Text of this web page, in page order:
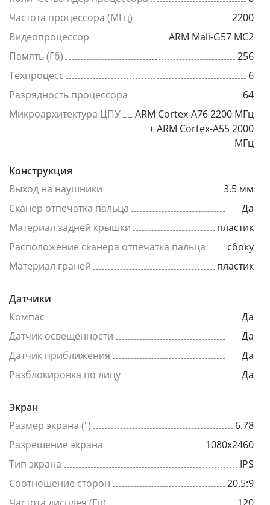
Частота процессора (МГц)
2200
Видеопроцессор
ARM Mali-G57 MC2
Память (Гб)
256
Техпроцесс
6
Разрядность процессора
64
Микроархитектура ЦПУ
ARM Cortex-A76 2200 МГц
+ ARM Cortex-A55 2000
МГц
Конструкция
Выход на наушники
3.5 мм
Сканер отпечатка пальца
Да
Материал задней крышки
пластик
Расположение сканера отпечатка пальца
сбоку
Материал граней
пластик
Датчики
Компас
Да
Датчик освещенности
Да
Датчик приближения
Да
Разблокировка по лицу
Да
Экран
Размер экрана (")
6.78
Разрешение экрана
1080x2460
Тип экрана
IPS
Соотношение сторон
20.5:9